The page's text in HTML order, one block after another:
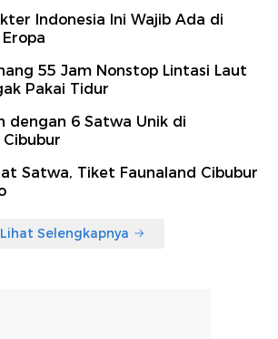
Indonesia Ini Wajib Ada di
55 Jam Nonstop Lintasi Laut
Pakai Tidur
dengan 6 Satwa Unik di
Satwa, Tiket Faunaland Cibubur
Lihat Selengkapnya